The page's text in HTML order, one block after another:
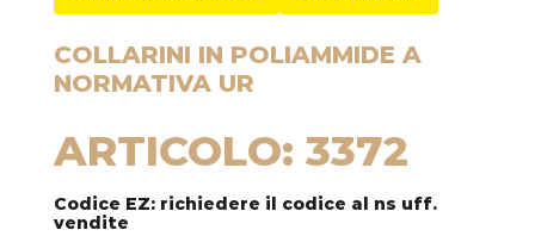
COLLARINI IN POLIAMMIDE A
NORMATIVA UR
ARTICOLO: 3372
Codice EZ: richiedere il codice al ns uff.
vendite